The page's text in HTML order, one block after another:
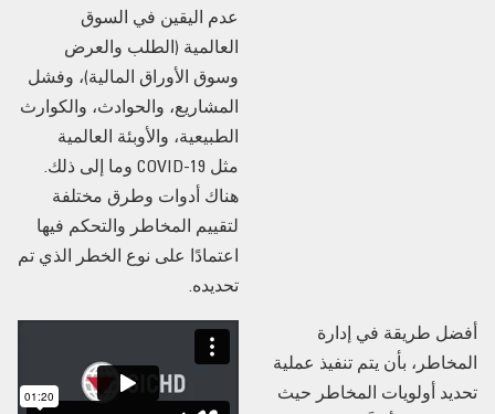
عدم اليقين في السوق
العالمية (الطلب والعرض
وسوق الأوراق المالية)، وفشل
المشاريع، والحوادث، والكوارث
الطبيعية، والأوبئة العالمية
مثل COVID-19 وما إلى ذلك.
هناك أدوات وطرق مختلفة
لتقييم المخاطر والتحكم فيها
اعتمادًا على نوع الخطر الذي تم
تحديده.
أفضل طريقة في إدارة
المخاطر، بأن يتم تنفيذ عملية
تحديد أولويات المخاطر حيث